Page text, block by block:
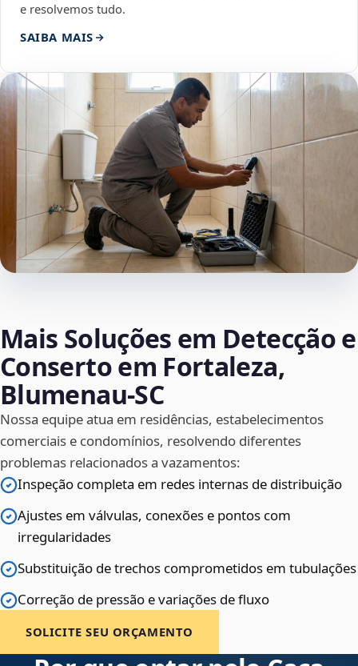
e resolvemos tudo.
SAIBA MAIS
Mais Soluções em Detecção e
Conserto em Fortaleza,
Blumenau‑SC
Nossa equipe atua em residências, estabelecimentos
comerciais e condomínios, resolvendo diferentes
problemas relacionados a vazamentos:
Inspeção completa em redes internas de distribuição
Ajustes em válvulas, conexões e pontos com
irregularidades
Substituição de trechos comprometidos em tubulações
Correção de pressão e variações de fluxo
SOLICITE SEU ORÇAMENTO